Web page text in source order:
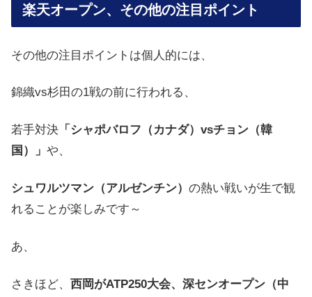
楽天オープン、その他の注目ポイント
その他の注目ポイントは個人的には、
錦織vs杉田の1戦の前に行われる、
若手対決 「シャポバロフ（カナダ）vsチョン（韓
国）」 や、
シュワルツマン（アルゼンチン） の熱い戦いが生で観
れることが楽しみです～
あ、
さきほど、 西岡がATP250大会、深センオープン（中